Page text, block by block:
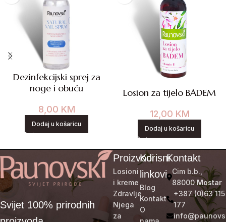
Dezinfekcijski sprej za
noge i obuću
8,00 KM
Dodaj u košaricu
Losion za tijelo BADEM
12,00 KM
Dodaj u košaricu
Svijet 100% prirodnih
Proizvodi
Losioni
i kreme
Zdravlje
Njega
za
Korisni
linkovi
Blog
Kontakt
O
Kontakt
Cim b.b.,
88000Mostar
+387 (0)63 115
177